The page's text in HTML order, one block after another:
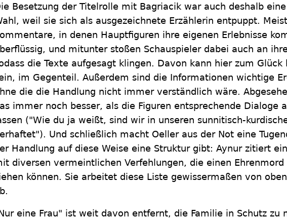
Besetzung der Titelrolle mit Bagriacik war auch deshalb
weil sie sich als ausgezeichnete Erzählerin entpuppt.
in denen Hauptfiguren ihre eigenen Erlebnisse
und mitunter stoßen Schauspieler dabei auch an
die Texte aufgesagt klingen. Davon kann hier zum Glück
im Gegenteil. Außerdem sind die Informationen wichtige
die die Handlung nicht immer verständlich wäre.
immer noch besser, als die Figuren entsprechende Dialoge
("Wie du ja weißt, sind wir in unseren sunnitisch-
Und schließlich macht Oeller aus der Not eine
Handlung auf diese Weise eine Struktur gibt: Aynur zitiert
diversen vermeintlichen Verfehlungen, die einen Ehrenmord
können. Sie arbeitet diese Liste gewissermaßen von
eine Frau" ist weit davon entfernt, die Familie in Schutz zu